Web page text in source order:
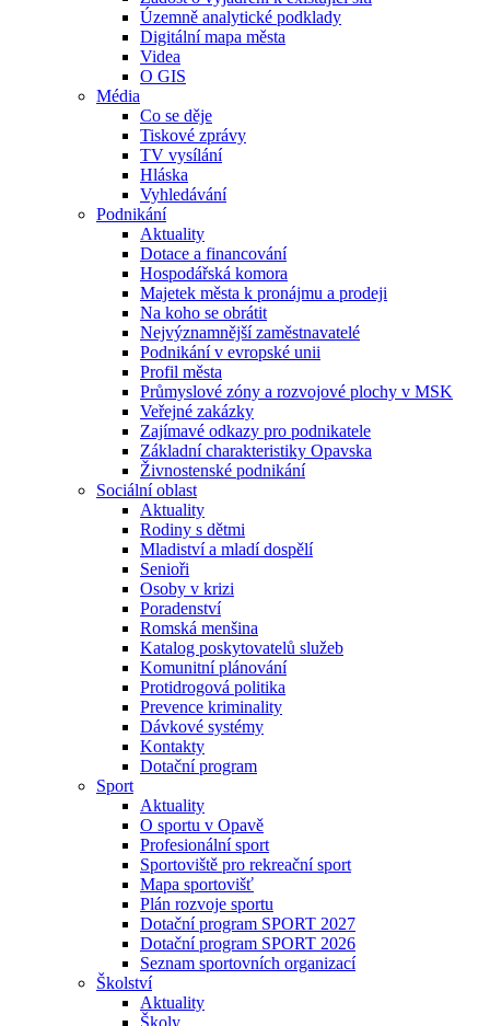
Územně analytické podklady
Digitální mapa města
Videa
O GIS
Média
Co se děje
Tiskové zprávy
TV vysílání
Hláska
Vyhledávání
Podnikání
Aktuality
Dotace a financování
Hospodářská komora
Majetek města k pronájmu a prodeji
Na koho se obrátit
Nejvýznamnější zaměstnavatelé
Podnikání v evropské unii
Profil města
Průmyslové zóny a rozvojové plochy v MSK
Veřejné zakázky
Zajímavé odkazy pro podnikatele
Základní charakteristiky Opavska
Živnostenské podnikání
Sociální oblast
Aktuality
Rodiny s dětmi
Mladiství a mladí dospělí
Senioři
Osoby v krizi
Poradenství
Romská menšina
Katalog poskytovatelů služeb
Komunitní plánování
Protidrogová politika
Prevence kriminality
Dávkové systémy
Kontakty
Dotační program
Sport
Aktuality
O sportu v Opavě
Profesionální sport
Sportoviště pro rekreační sport
Mapa sportovišť
Plán rozvoje sportu
Dotační program SPORT 2027
Dotační program SPORT 2026
Seznam sportovních organizací
Školství
Aktuality